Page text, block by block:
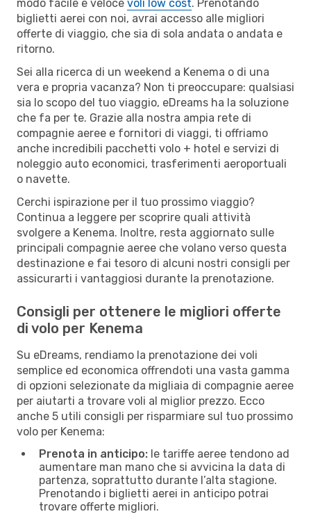
modo facile e veloce voli low cost. Prenotando
biglietti aerei con noi, avrai accesso alle migliori
offerte di viaggio, che sia di sola andata o andata e
ritorno.
Sei alla ricerca di un weekend a Kenema o di una
vera e propria vacanza? Non ti preoccupare: qualsiasi
sia lo scopo del tuo viaggio, eDreams ha la soluzione
che fa per te. Grazie alla nostra ampia rete di
compagnie aeree e fornitori di viaggi, ti offriamo
anche incredibili pacchetti volo + hotel e servizi di
noleggio auto economici, trasferimenti aeroportuali
o navette.
Cerchi ispirazione per il tuo prossimo viaggio?
Continua a leggere per scoprire quali attività
svolgere a Kenema. Inoltre, resta aggiornato sulle
principali compagnie aeree che volano verso questa
destinazione e fai tesoro di alcuni nostri consigli per
assicurarti i vantaggiosi durante la prenotazione.
Consigli per ottenere le migliori offerte
di volo per Kenema
Su eDreams, rendiamo la prenotazione dei voli
semplice ed economica offrendoti una vasta gamma
di opzioni selezionate da migliaia di compagnie aeree
per aiutarti a trovare voli al miglior prezzo. Ecco
anche 5 utili consigli per risparmiare sul tuo prossimo
volo per Kenema:
Prenota in anticipo: le tariffe aeree tendono ad
aumentare man mano che si avvicina la data di
partenza, soprattutto durante l’alta stagione.
Prenotando i biglietti aerei in anticipo potrai
trovare offerte migliori.